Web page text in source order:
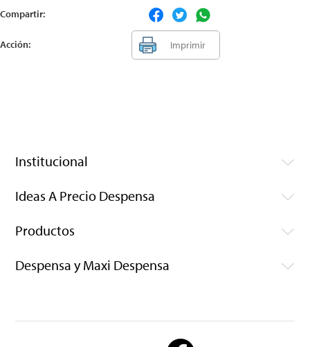
Compartir:
Acción: Imprimir
Institucional
Ideas A Precio Despensa
Productos
Despensa y Maxi Despensa